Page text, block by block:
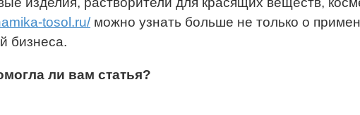
tosol.ru/можно узнать больше не только о
бизнеса.
ли вам статья?